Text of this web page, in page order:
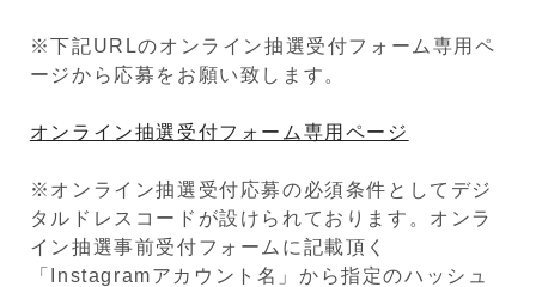
※下記URLのオンライン抽選受付フォーム専用ペ
ージから応募をお願い致します。
オンライン抽選受付フォーム専用ページ
※オンライン抽選受付応募の必須条件としてデジ
タルドレスコードが設けられております。オンラ
イン抽選事前受付フォームに記載頂く
「Instagramアカウント名」から指定のハッシュ